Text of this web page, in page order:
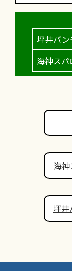
坪井バ
海神スパ
海
坪